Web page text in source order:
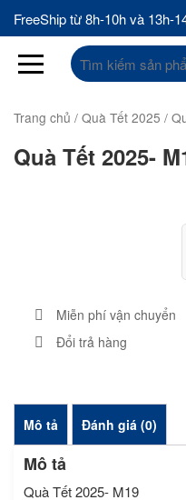
FreeShip từ 8h-10h và 13h-
Tìm
kiếm:
Trang chủ / Quà Tết 2025 /
Quà Tết 2025-
Miễn phí vận chuyển
Đổi trả hàng
Mô tả Đánh giá (0)
Mô tả
Quà Tết 2025- M19